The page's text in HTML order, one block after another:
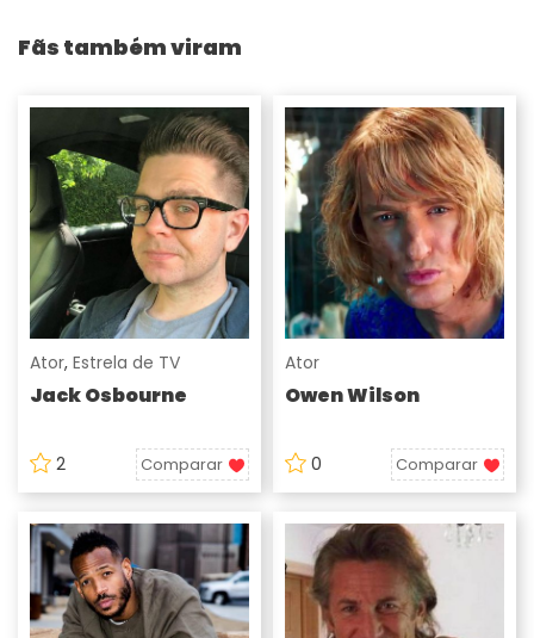
Fãs também viram
Ator, Estrela de TV
Jack Osbourne
2 Comparar
Ator
Owen Wilson
0 Comparar